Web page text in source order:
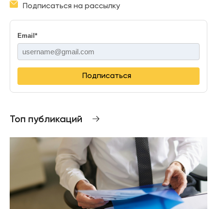
Подписаться на рассылку
Email *
Подписаться
Топ публикаций